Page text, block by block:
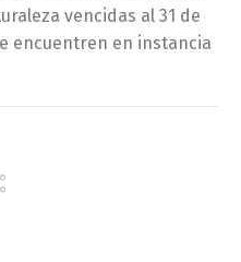
vencidas al 31 de
encuentren en instancia